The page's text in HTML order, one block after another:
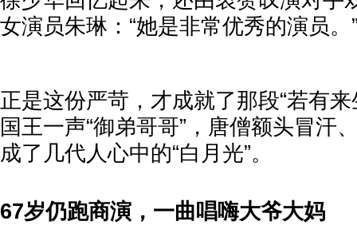
女演员朱琳：“她是非常优秀的演员。
正是这份严苛，才成就了那段“若有
国王一声“御弟哥哥”，唐僧额头冒汗
成了几代人心中的“白月光”。
67岁仍跑商演，一曲唱嗨大爷大妈